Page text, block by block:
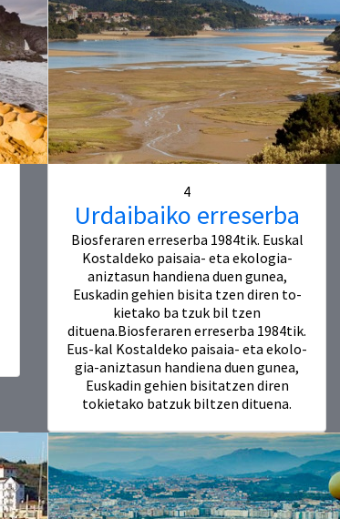
4
Urdaibaiko erreserba
Biosferaren erreserba 1984tik. Euskal
Kostaldeko paisaia- eta ekologia-
aniztasun handiena duen gunea,
Euskadin gehien bisita tzen diren to-
kietako ba tzuk bil tzen
dituena.Biosferaren erreserba 1984tik.
Eus-kal Kostaldeko paisaia- eta ekolo-
gia-aniztasun handiena duen gunea,
Euskadin gehien bisitatzen diren
tokietako batzuk biltzen dituena.